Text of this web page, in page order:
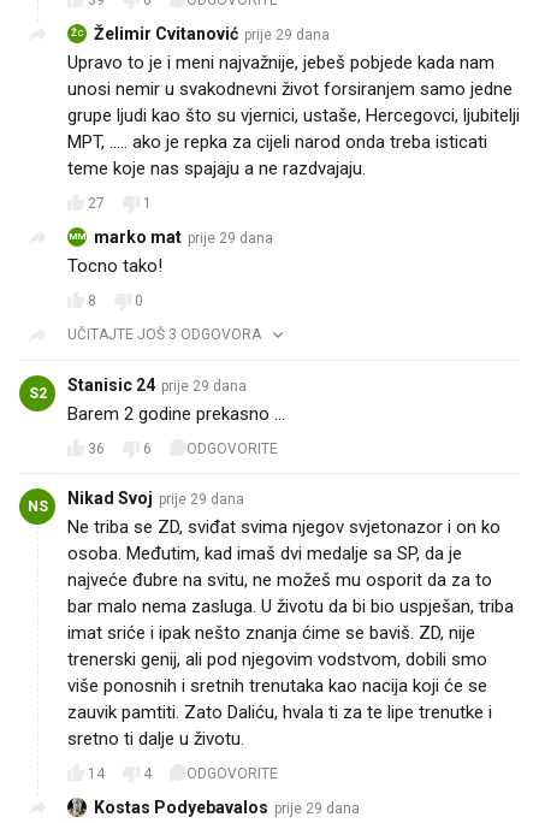
ŽC Želimir Cvitanović prije 29 dana
Upravo to je i meni najvažnije, jebeš pobjede kada nam
unosi nemir u svakodnevni život forsiranjem samo jedne
grupe ljudi kao što su vjernici, ustaše, Hercegovci, ljubitelji
MPT, ..... ako je repka za cijeli narod onda treba isticati
teme koje nas spajaju a ne razdvajaju.
27 1
MM marko mat prije 29 dana
Tocno tako!
8
0
UČITAJTE JOŠ 3 ODGOVORA
S2 Stanisic 24 prije 29 dana
Barem 2 godine prekasno ...
36 6 ODGOVORITE
NS Nikad Svoj prije 29 dana
Ne triba se ZD, sviđat svima njegov svjetonazor i on ko
osoba. Međutim, kad imaš dvi medalje sa SP, da je
najveće đubre na svitu, ne možeš mu osporit da za to
bar malo nema zasluga. U životu da bi bio uspješan, triba
imat sriće i ipak nešto znanja ćime se baviš. ZD, nije
trenerski genij, ali pod njegovim vodstvom, dobili smo
više ponosnih i sretnih trenutaka kao nacija koji će se
zauvik pamtiti. Zato Daliću, hvala ti za te lipe trenutke i
sretno ti dalje u životu.
14 4 ODGOVORITE
Kostas Podyebavalos prije 29 dana